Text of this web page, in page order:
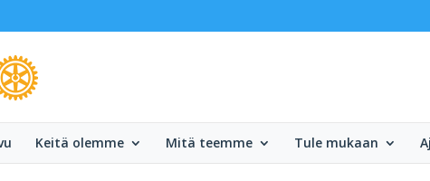
Keitä olemme Mitä teemme Tule mukaan